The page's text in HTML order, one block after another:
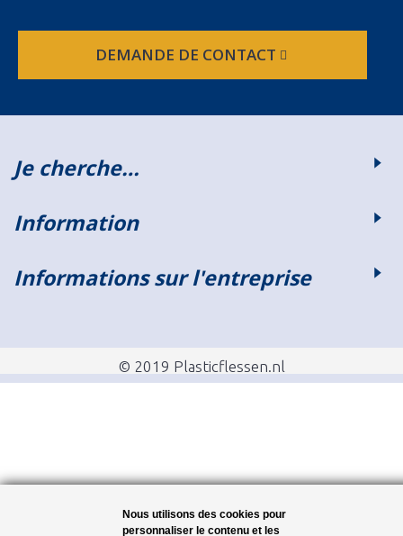
DEMANDE DE CONTACT
Je cherche…
Information
Informations sur l'entreprise
© 2019 Plasticflessen.nl
Nous utilisons des cookies pour
personnaliser le contenu et les